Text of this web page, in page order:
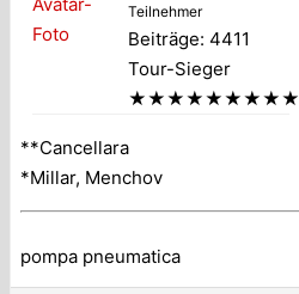
Teilnehmer
Beiträge: 4411
Tour-Sieger
★★★★★★★★★
**Cancellara
*Millar, Menchov
pompa pneumatica